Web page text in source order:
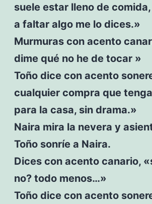
suele estar lleno de
a faltar algo me lo dices.»
Murmuras con acento
dime qué no he de tocar »
Toño dice con acento
cualquier compra que
para la casa, sin drama.»
Naira mira la nevera y
Toño sonríe a Naira.
Dices con acento canario,
no? todo menos…»
Toño dice con acento